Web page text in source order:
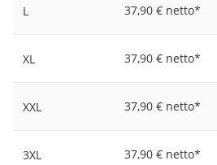
L 37,90 € netto*
XL 37,90 € netto*
XXL 37,90 € netto*
3XL 37,90 € netto*